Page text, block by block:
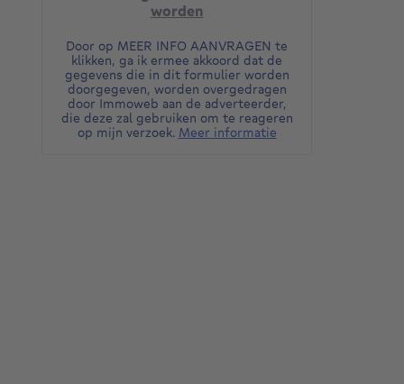
worden
Door op MEER INFO AANVRAGEN te
klikken, ga ik ermee akkoord dat de
gegevens die in dit formulier worden
doorgegeven, worden overgedragen
door Immoweb aan de adverteerder,
die deze zal gebruiken om te reageren
op mijn verzoek. Meer informatie